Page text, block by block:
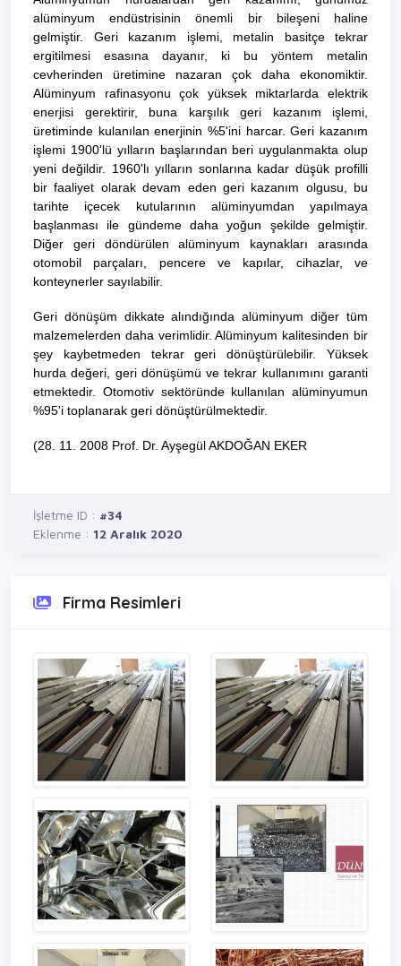
alüminyum endüstrisinin önemli bir bileşeni haline
gelmiştir. Geri kazanım işlemi, metalin basitçe tekrar
ergitilmesi esasına dayanır, ki bu yöntem metalin
cevherinden üretimine nazaran çok daha ekonomiktir.
Alüminyum rafinasyonu çok yüksek miktarlarda elektrik
enerjisi gerektirir, buna karşılık geri kazanım işlemi,
üretiminde kulanılan enerjinin %5'ini harcar. Geri kazanım
işlemi 1900'lü yılların başlarından beri uygulanmakta olup
yeni değildir. 1960'lı yılların sonlarına kadar düşük profilli
bir faaliyet olarak devam eden geri kazanım olgusu, bu
tarihte içecek kutularının alüminyumdan yapılmaya
başlanması ile gündeme daha yoğun şekilde gelmiştir.
Diğer geri döndürülen alüminyum kaynakları arasında
otomobil parçaları, pencere ve kapılar, cihazlar, ve
konteynerler sayılabilir.
Geri dönüşüm dikkate alındığında alüminyum diğer tüm
malzemelerden daha verimlidir. Alüminyum kalitesinden bir
şey kaybetmeden tekrar geri dönüştürülebilir. Yüksek
hurda değeri, geri dönüşümü ve tekrar kullanımını garanti
etmektedir. Otomotiv sektöründe kullanılan alüminyumun
%95'i toplanarak geri dönüştürülmektedir.
(28. 11. 2008 Prof. Dr. Ayşegül AKDOĞAN EKER
İşletme ID : #34
Eklenme : 12 Aralık 2020
Firma Resimleri